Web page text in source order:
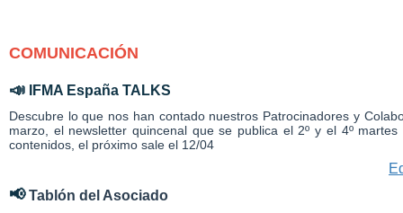
COMUNICACIÓN
📣 IFMA España TALKS
Descubre lo que nos han contado nuestros Patrocinadores y
marzo, el newsletter quincenal que se publica el 2º y el 4º
contenidos, el próximo sale el 12/04
📢 Tablón del Asociado